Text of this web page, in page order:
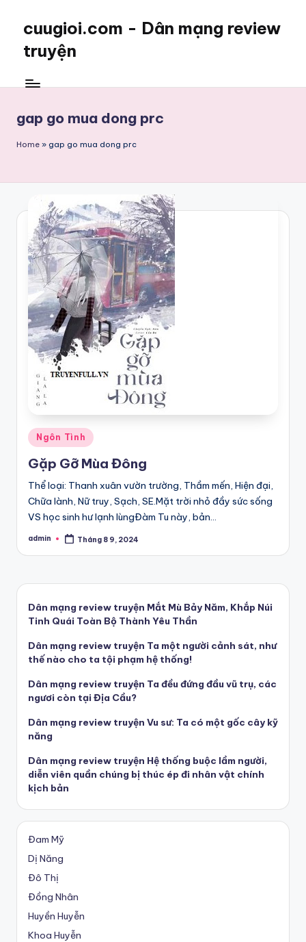
cuugioi.com - Dân mạng review
truyện
gap go mua dong prc
Home » gap go mua dong prc
Posted
in
Ngôn Tình
Gặp Gỡ Mùa Đông
Thể loại: Thanh xuân vườn trường, Thầm mến, Hiện đại,
Chữa lành, Nữ truy, Sạch, SE.Mặt trời nhỏ đầy sức sống
VS học sinh hư lạnh lùngĐàm Tu này, bản…
Posted
admin Tháng 8 9, 2024
Dân mạng review truyện Mắt Mù Bảy Năm, Khắp Núi
Tinh Quái Toàn Bộ Thành Yêu Thần
Dân mạng review truyện Ta một người cảnh sát, như
thế nào cho ta tội phạm hệ thống!
Dân mạng review truyện Ta đều đứng đầu vũ trụ, các
ngươi còn tại Địa Cầu?
Dân mạng review truyện Vu sư: Ta có một gốc cây kỹ
năng
Dân mạng review truyện Hệ thống buộc lầm người,
diễn viên quần chúng bị thúc ép đi nhân vật chính
kịch bản
Đam Mỹ
Dị Năng
Đô Thị
Đồng Nhân
Huyền Huyễn
Khoa Huyễn